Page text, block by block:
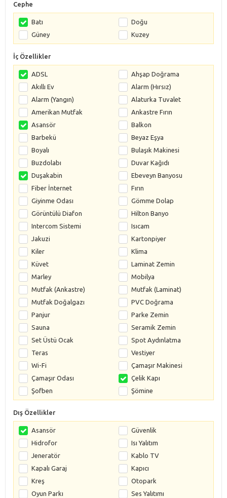
Cephe
Batı
Doğu
Güney
Kuzey
İç Özellikler
ADSL
Ahşap Doğrama
Akıllı Ev
Alarm (Hırsız)
Alarm (Yangın)
Alaturka Tuvalet
Amerikan Mutfak
Ankastre Fırın
Asansör
Balkon
Barbekü
Beyaz Eşya
Boyalı
Bulaşık Makinesi
Buzdolabı
Duvar Kağıdı
Duşakabin
Ebeveyn Banyosu
Fiber İnternet
Fırın
Giyinme Odası
Gömme Dolap
Görüntülü Diafon
Hilton Banyo
Intercom Sistemi
Isıcam
Jakuzi
Kartonpiyer
Kiler
Klima
Küvet
Laminat Zemin
Marley
Mobilya
Mutfak (Ankastre)
Mutfak (Laminat)
Mutfak Doğalgazı
PVC Doğrama
Panjur
Parke Zemin
Sauna
Seramik Zemin
Set Üstü Ocak
Spot Aydınlatma
Teras
Vestiyer
Wi-Fi
Çamaşır Makinesi
Çamaşır Odası
Çelik Kapı
Şofben
Şömine
Dış Özellikler
Asansör
Güvenlik
Hidrofor
Isı Yalıtım
Jeneratör
Kablo TV
Kapalı Garaj
Kapıcı
Kreş
Otopark
Oyun Parkı
Ses Yalıtımı